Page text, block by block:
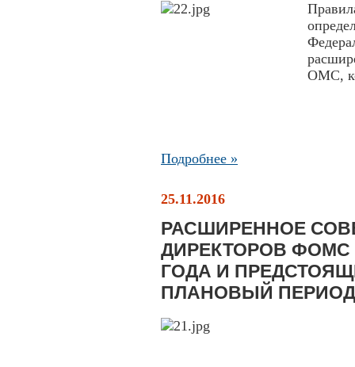
ОМС,
Подробнее »
25.11.2016
РАСШИРЕННОЕ
ДИРЕКТОРОВ ФОМС
ГОДА И
ПЛАНОВЫЙ ПЕРИОД